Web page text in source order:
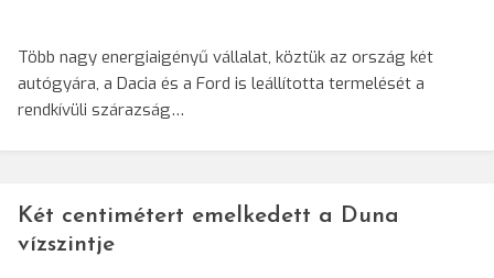
Több nagy energiaigényű vállalat, köztük az ország két
autógyára, a Dacia és a Ford is leállította termelését a
rendkívüli szárazság…
Két centimétert emelkedett a Duna
vízszintje